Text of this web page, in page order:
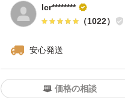
lcr********
（1022）
安心発送
価格の相談